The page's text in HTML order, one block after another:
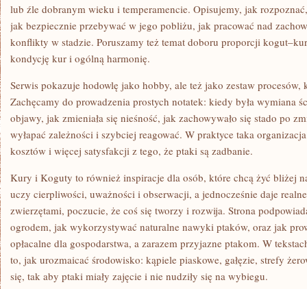
lub źle dobranym wieku i temperamencie. Opisujemy, jak
jak bezpiecznie przebywać w jego pobliżu, jak pracować nad
konflikty w stadzie. Poruszamy też temat doboru proporcji
kondycję kur i ogólną harmonię.
Serwis pokazuje hodowlę jako hobby, ale też jako zestaw procesów,
Zachęcamy do prowadzenia prostych notatek: kiedy była wymiana
objawy, jak zmieniała się nieśność, jak zachowywało się stado po
wyłapać zależności i szybciej reagować. W praktyce taka
kosztów i więcej satysfakcji z tego, że ptaki są zadbanie.
Kury i Koguty to również inspiracje dla osób, które chcą żyć bliżej
uczy cierpliwości, uważności i obserwacji, a jednocześnie daje
zwierzętami, poczucie, że coś się tworzy i rozwija. Strona
ogrodem, jak wykorzystywać naturalne nawyki ptaków, oraz jak
opłacalne dla gospodarstwa, a zarazem przyjazne ptakom. W
to, jak urozmaicać środowisko: kąpiele piaskowe, gałęzie, strefy
się, tak aby ptaki miały zajęcie i nie nudziły się na wybiegu.